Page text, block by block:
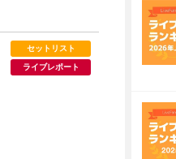
セットリスト
ライブレポート